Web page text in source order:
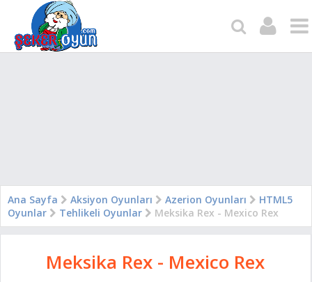
Ana Sayfa Aksiyon Oyunları Azerion Oyunları
HTML5
Oyunlar
Tehlikeli Oyunlar Meksika Rex - Mexico Rex
Meksika Rex - Mexico Rex